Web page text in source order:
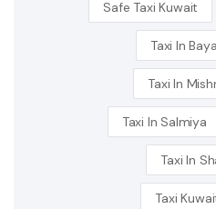
Safe Taxi Kuwait
Taxi In
Taxi In
Taxi In Salmiya
Taxi In
Taxi